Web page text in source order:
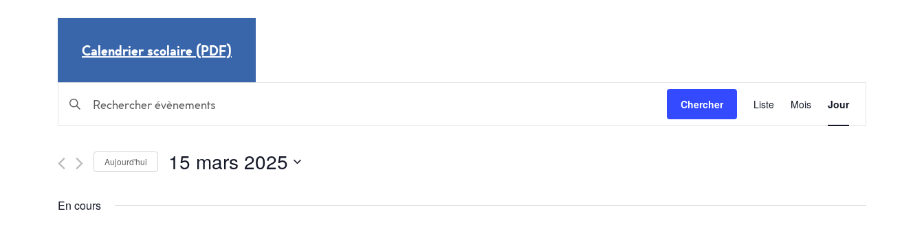
Calendrier scolaire (PDF)
Recherche
et
navigation
de
Saisir
mot-
clé.
Rechercher
Évènements
mot-
clé.
Chercher de
Liste Mois Jour
Aujourd'hui 15 mars 2025
une
En cours